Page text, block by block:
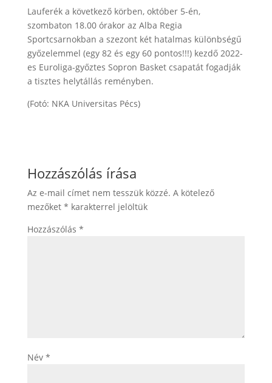
Lauferék a következő körben, október 5-én,
szombaton 18.00 órakor az Alba Regia
Sportcsarnokban a szezont két hatalmas különbségű
győzelemmel (egy 82 és egy 60 pontos!!!) kezdő 2022-
es Euroliga-győztes Sopron Basket csapatát fogadják
a tisztes helytállás reményben.
(Fotó: NKA Universitas Pécs)
Hozzászólás írása
Az e-mail címet nem tesszük közzé. A kötelező
mezőket * karakterrel jelöltük
Hozzászólás *
Név *